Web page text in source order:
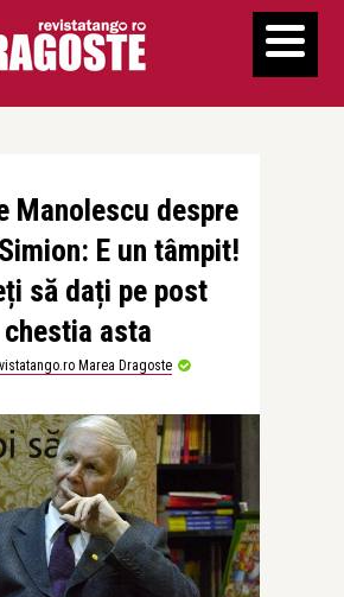
Manolescu despre
E un tâmpit!
să dați pe post
chestia asta
Marea Dragoste